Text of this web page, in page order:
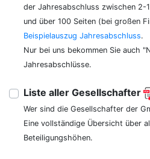
der Jahresabschluss zwischen 2-
und über 100 Seiten (bei großen
Beispielauszug Jahresabschluss.
Nur bei uns bekommen Sie auch
Jahresabschlüsse.
Liste aller Gesellschafter
Wer sind die Gesellschafter der
Eine vollständige Übersicht über
Beteiligungshöhen.